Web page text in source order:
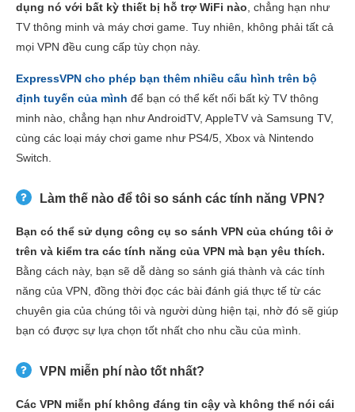
dụng nó với bất kỳ thiết bị hỗ trợ WiFi nào , chẳng hạn như
TV thông minh và máy chơi game. Tuy nhiên, không phải tất cả
mọi VPN đều cung cấp tùy chọn này.
ExpressVPN cho phép bạn thêm nhiều cấu hình trên bộ
định tuyến của mình để bạn có thể kết nối bất kỳ TV thông
minh nào, chẳng hạn như AndroidTV, AppleTV và Samsung TV,
cùng các loại máy chơi game như PS4/5, Xbox và Nintendo
Switch.
Làm thế nào để tôi so sánh các tính năng VPN?
Bạn có thể sử dụng công cụ so sánh VPN của chúng tôi ở
trên và kiểm tra các tính năng của VPN mà bạn yêu thích.
Bằng cách này, bạn sẽ dễ dàng so sánh giá thành và các tính
năng của VPN, đồng thời đọc các bài đánh giá thực tế từ các
chuyên gia của chúng tôi và người dùng hiện tại, nhờ đó sẽ giúp
bạn có được sự lựa chọn tốt nhất cho nhu cầu của mình.
VPN miễn phí nào tốt nhất?
Các VPN miễn phí không đáng tin cậy và không thể nói cái